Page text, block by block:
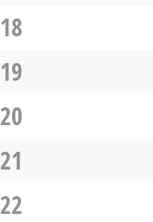
18
19
20
21
22